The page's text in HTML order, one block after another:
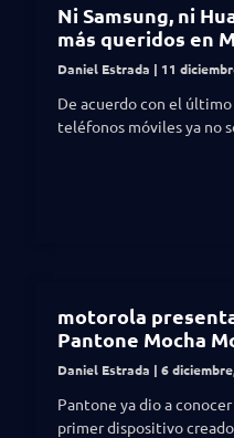
Ni Samsung, ni
más queridos en
Daniel Estrada 11
De acuerdo con el
teléfonos móviles ya no
motorola
Pantone Mocha
Daniel Estrada 6
Pantone ya dio a
primer dispositivo